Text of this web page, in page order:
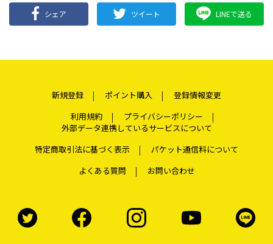
シェア ツイート LINEで送る
新規登録 ポイント購入
登録情報変更
利用規約
プライバシーポリシー
外部データ連携しているサービスについて
特定商取引法に基づく表示
パケット通信料について
よくある質問
お問い合わせ